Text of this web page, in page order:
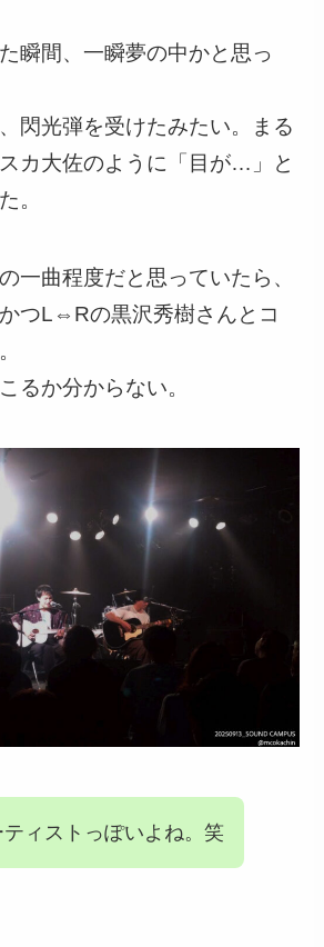
瞬間、一瞬夢の中かと思っ
閃光弾を受けたみたい。まる
カ大佐のように「目が…」と
。
一曲程度だと思っていたら、
つL⇔Rの黒沢秀樹さんとコ
るか分からない。
ティストっぽいよね。笑